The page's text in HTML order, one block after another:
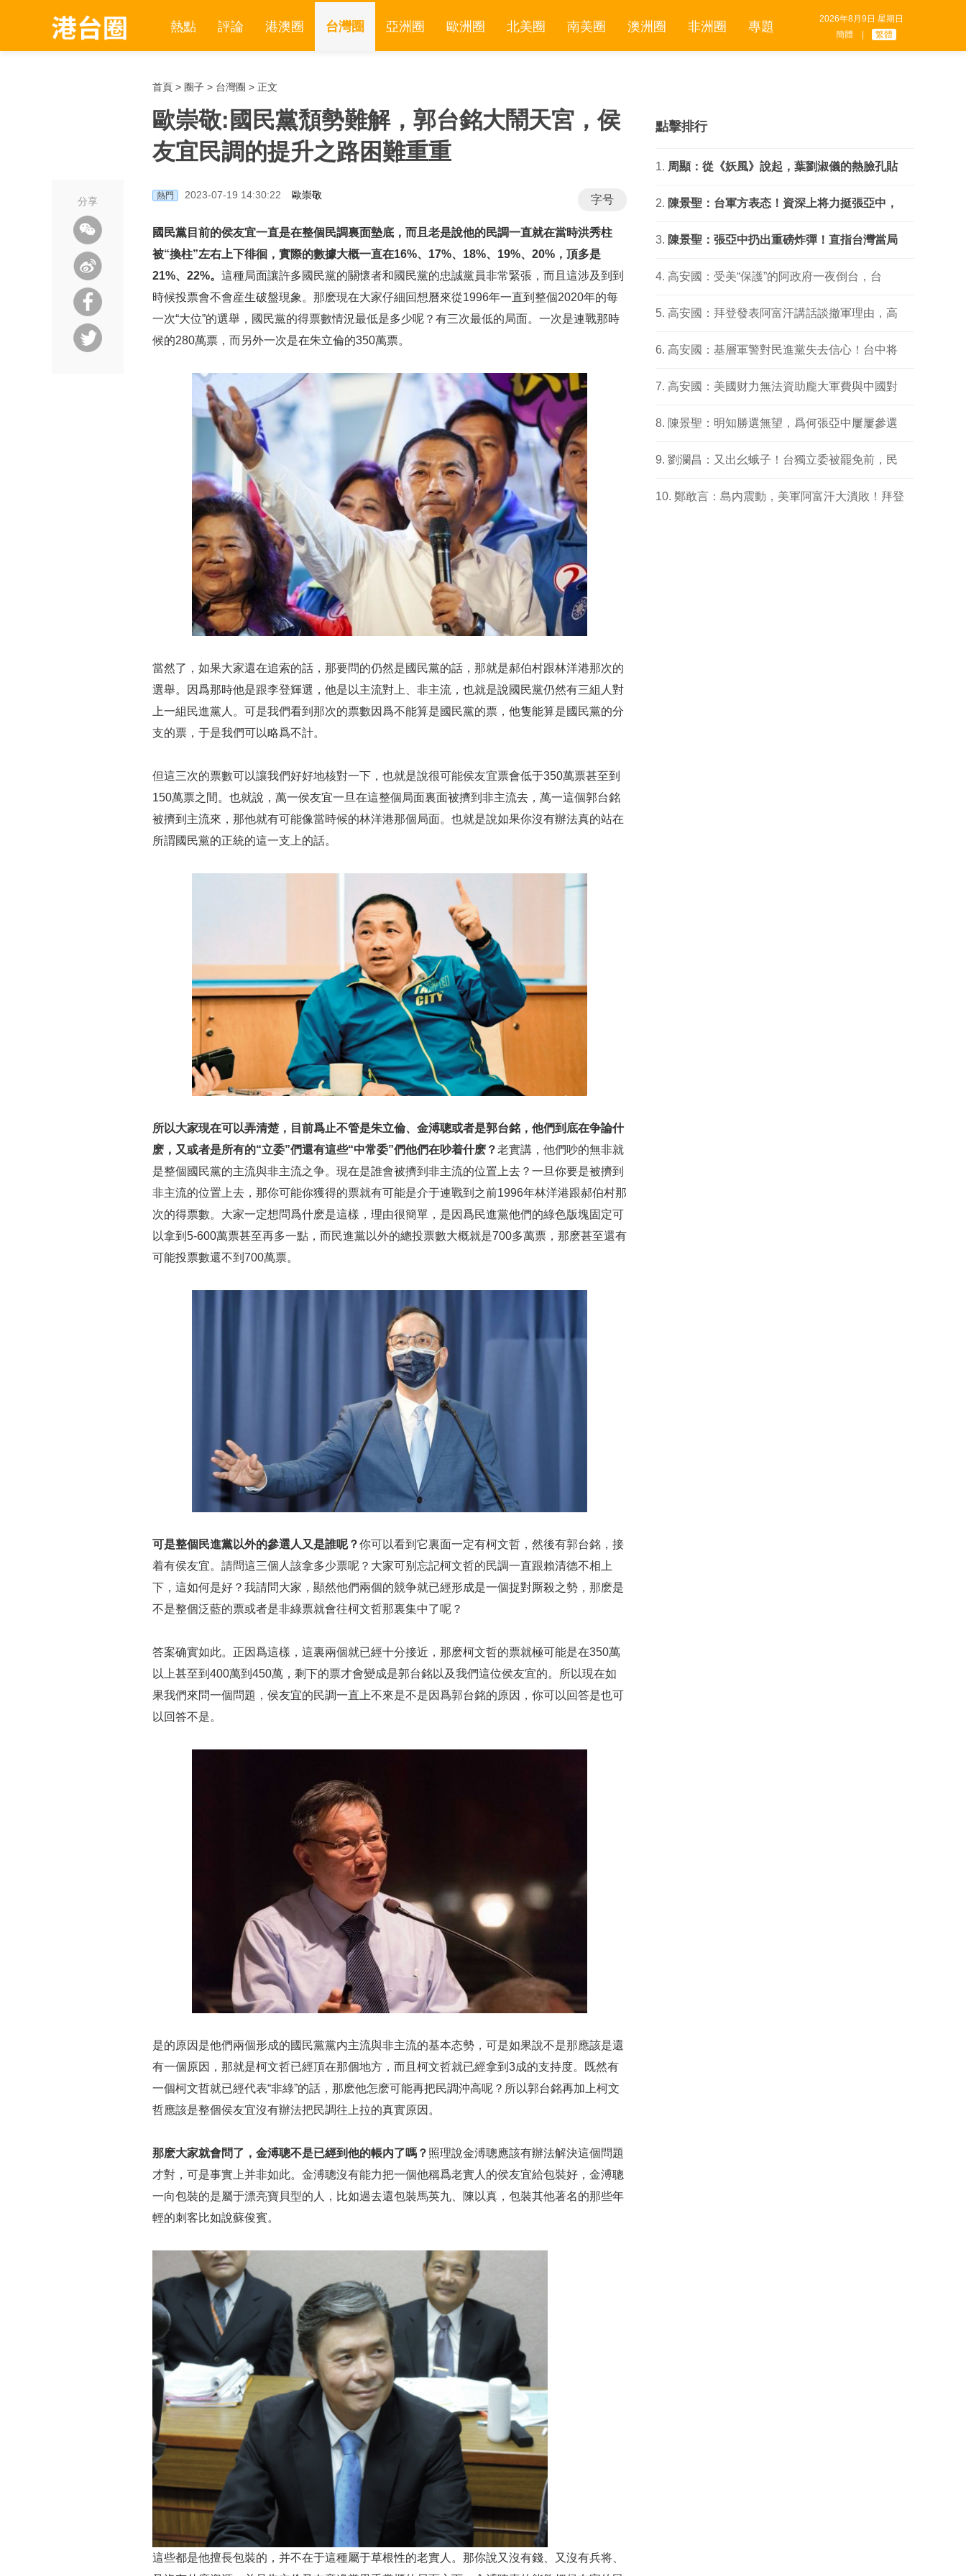
2026年8月9日 星期日
簡體
繁體
熱點 評論 港澳圈 台灣圈 亞洲圈 歐洲圈 北美圈 南美圈 澳洲圈 非洲圈 專題
首頁 > 圈子 > 台灣圈 > 正文
歐崇敬:國民黨頹勢難解，郭台銘大鬧天宮，侯
友宜民調的提升之路困難重重
熱門 2023-07-19 14:30:22 歐崇敬 字号
分享
國民黨目前的侯友宜一直是在整個民調裏面墊底，而且老是說他的民調一直就在當時洪秀柱
被“換柱”左右上下徘徊，實際的數據大概一直在16%、17%、18%、19%、20%，頂多是
21%、22%。 這種局面讓許多國民黨的關懷者和國民黨的忠誠黨員非常緊張，而且這涉及到到
時候投票會不會産生破盤現象。那麽現在大家仔細回想曆來從1996年一直到整個2020年的每
一次“大位”的選舉，國民黨的得票數情況最低是多少呢？有三次最低的局面。一次是連戰那時
候的280萬票，而另外一次是在朱立倫的350萬票。
當然了，如果大家還在追索的話，那要問的仍然是國民黨的話，那就是郝伯村跟林洋港那次的
選舉。因爲那時他是跟李登輝選，他是以主流對上、非主流，也就是說國民黨仍然有三組人對
上一組民進黨人。可是我們看到那次的票數因爲不能算是國民黨的票，他隻能算是國民黨的分
支的票，于是我們可以略爲不計。
但這三次的票數可以讓我們好好地核對一下，也就是說很可能侯友宜票會低于350萬票甚至到
150萬票之間。也就說，萬一侯友宜一旦在這整個局面裏面被擠到非主流去，萬一這個郭台銘
被擠到主流來，那他就有可能像當時候的林洋港那個局面。也就是說如果你沒有辦法真的站在
所謂國民黨的正統的這一支上的話。
所以大家現在可以弄清楚，目前爲止不管是朱立倫、金溥聰或者是郭台銘，他們到底在争論什
麽，又或者是所有的“立委”們還有這些“中常委”們他們在吵着什麽？老實講，他們吵的無非就
是整個國民黨的主流與非主流之争。現在是誰會被擠到非主流的位置上去？一旦你要是被擠到
非主流的位置上去，那你可能你獲得的票就有可能是介于連戰到之前1996年林洋港跟郝伯村那
次的得票數。大家一定想問爲什麽是這樣，理由很簡單，是因爲民進黨他們的綠色版塊固定可
以拿到5-600萬票甚至再多一點，而民進黨以外的總投票數大概就是700多萬票，那麽甚至還有
可能投票數還不到700萬票。
可是整個民進黨以外的參選人又是誰呢？你可以看到它裏面一定有柯文哲，然後有郭台銘，接
着有侯友宜。請問這三個人該拿多少票呢？大家可别忘記柯文哲的民調一直跟賴清德不相上
下，這如何是好？我請問大家，顯然他們兩個的競争就已經形成是一個捉對厮殺之勢，那麽是
不是整個泛藍的票或者是非綠票就會往柯文哲那裏集中了呢？
答案确實如此。正因爲這樣，這裏兩個就已經十分接近，那麽柯文哲的票就極可能是在350萬
以上甚至到400萬到450萬，剩下的票才會變成是郭台銘以及我們這位侯友宜的。所以現在如
果我們來問一個問題，侯友宜的民調一直上不來是不是因爲郭台銘的原因，你可以回答是也可
以回答不是。
是的原因是他們兩個形成的國民黨黨内主流與非主流的基本态勢，可是如果說不是那應該是還
有一個原因，那就是柯文哲已經頂在那個地方，而且柯文哲就已經拿到3成的支持度。既然有
一個柯文哲就已經代表“非綠”的話，那麽他怎麽可能再把民調沖高呢？所以郭台銘再加上柯文
哲應該是整個侯友宜沒有辦法把民調往上拉的真實原因。
那麽大家就會問了，金溥聰不是已經到他的帳内了嗎？ 照理說金溥聰應該有辦法解決這個問題
才對，可是事實上并非如此。金溥聰沒有能力把一個他稱爲老實人的侯友宜給包裝好，金溥聰
一向包裝的是屬于漂亮寶貝型的人，比如過去還包裝馬英九、陳以真，包裝其他著名的那些年
輕的刺客比如說蘇俊賓。
這些都是他擅長包裝的，并不在于這種屬于草根性的老實人。那你說又沒有錢、又沒有兵将、
點擊排行
周顯：從《妖風》說起，葉劉淑儀的熱臉孔貼
陳景聖：台軍方表态！資深上将力挺張亞中，
陳景聖：張亞中扔出重磅炸彈！直指台灣當局
高安國：受美“保護”的阿政府一夜倒台，台
高安國：拜登發表阿富汗講話談撤軍理由，高
高安國：基層軍警對民進黨失去信心！台中将
高安國：美國财力無法資助龐大軍費與中國對
陳景聖：明知勝選無望，爲何張亞中屢屢參選
劉瀾昌：又出幺蛾子！台獨立委被罷免前，民
鄭敢言：島内震動，美軍阿富汗大潰敗！拜登